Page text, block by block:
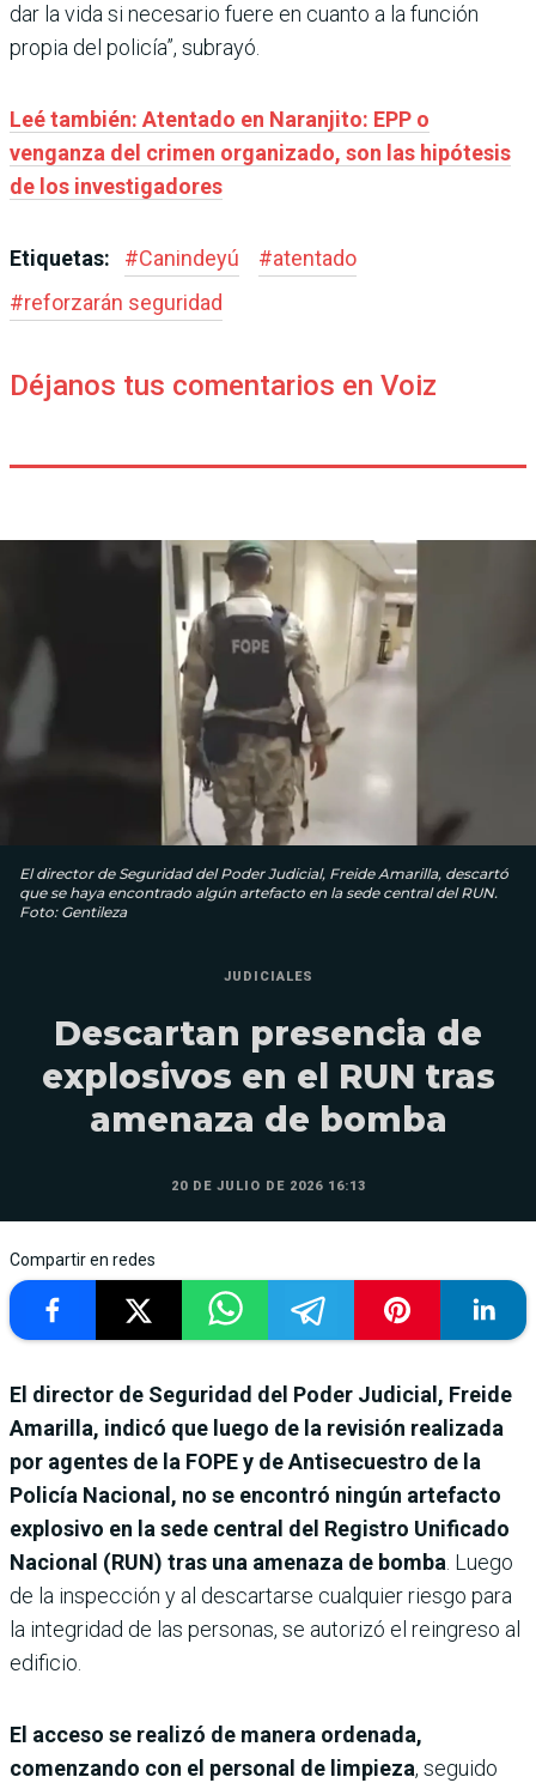
dar la vida si necesario fuere en cuanto a la función
propia del policía”, subrayó.
Leé también: Atentado en Naranjito: EPP o
venganza del crimen organizado, son las hipótesis
de los investigadores
Etiquetas: #Canindeyú #atentado
#reforzarán seguridad
Déjanos tus comentarios en Voiz
El director de Seguridad del Poder Judicial, Freide Amarilla, descartó
que se haya encontrado algún artefacto en la sede central del RUN.
Foto: Gentileza
JUDICIALES
Descartan presencia de
explosivos en el RUN tras
amenaza de bomba
20 DE JULIO DE 2026 16:13
Compartir en redes
El director de Seguridad del Poder Judicial, Freide
Amarilla, indicó que luego de la revisión realizada
por agentes de la FOPE y de Antisecuestro de la
Policía Nacional, no se encontró ningún artefacto
explosivo en la sede central del Registro Unificado
Nacional (RUN) tras una amenaza de bomba . Luego
de la inspección y al descartarse cualquier riesgo para
la integridad de las personas, se autorizó el reingreso al
edificio.
El acceso se realizó de manera ordenada,
comenzando con el personal de limpieza, seguido